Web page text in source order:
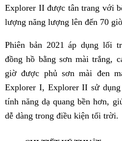
Explorer II được tân trang với
lượng năng lượng lên đến 70
Phiên bản 2021 áp dụng lối
đồng hồ bằng sơn mài trắng,
giờ được phủ sơn mài đen
Explorer I, Explorer II sử
tính năng dạ quang bền hơn,
dễ dàng trong điều kiện tối trời.